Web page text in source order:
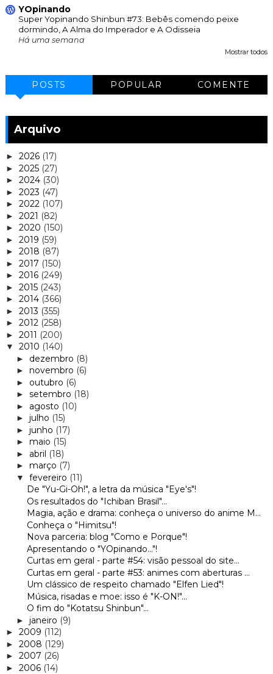
YOpinando
Super Yopinando Shinbun #73: Bebês comendo peixe
dormindo, A Alma do Imperador e A Odisseia
Há uma semana
Mostrar todos
POSTS POPULAR COMENTE
Arquivo
► 2026 (17)
► 2025 (27)
► 2024 (30)
► 2023 (47)
► 2022 (107)
► 2021 (82)
► 2020 (150)
► 2019 (59)
► 2018 (87)
► 2017 (150)
► 2016 (249)
► 2015 (243)
► 2014 (366)
► 2013 (355)
► 2012 (258)
► 2011 (200)
▼ 2010 (140)
► dezembro (8)
► novembro (6)
► outubro (6)
► setembro (18)
► agosto (10)
► julho (15)
► junho (17)
► maio (15)
► abril (18)
► março (7)
▼ fevereiro (11)
De "Yu-Gi-Oh!", a letra da música "Eye's"!
Os resultados do "Ichiban Brasil"...
Magia, ação e drama: conheça o universo do anime M...
Conheça o "Himitsu"!
Nova parceria: blog "Como e Porque"!
Apresentando o "YOpinando..."!
Curtas em geral - parte #54: visão pessoal do site...
Curtas em geral - parte #53: animes com aberturas ...
Um clássico de respeito chamado "Elfen Lied"!
Música, risadas e moe: isso é "K-ON!"...
O fim do "Kotatsu Shinbun"...
► janeiro (9)
► 2009 (112)
► 2008 (129)
► 2007 (26)
► 2006 (14)